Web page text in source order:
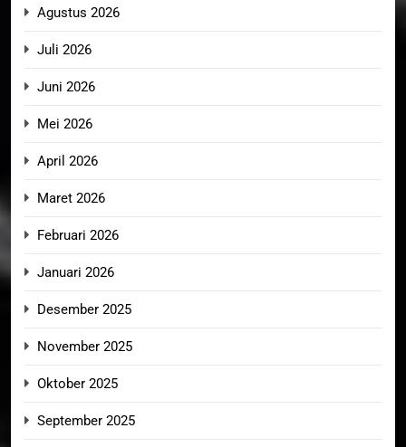
Agustus 2026
Juli 2026
Juni 2026
Mei 2026
April 2026
Maret 2026
Februari 2026
Januari 2026
Desember 2025
November 2025
Oktober 2025
September 2025